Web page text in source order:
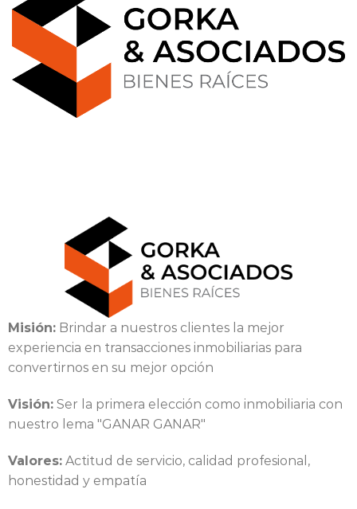
Misión: Brindar a nuestros clientes la mejor
experiencia en transacciones inmobiliarias para
convertirnos en su mejor opción
Visión: Ser la primera elección como inmobiliaria con
nuestro lema "GANAR GANAR"
Valores: Actitud de servicio, calidad profesional,
honestidad y empatía